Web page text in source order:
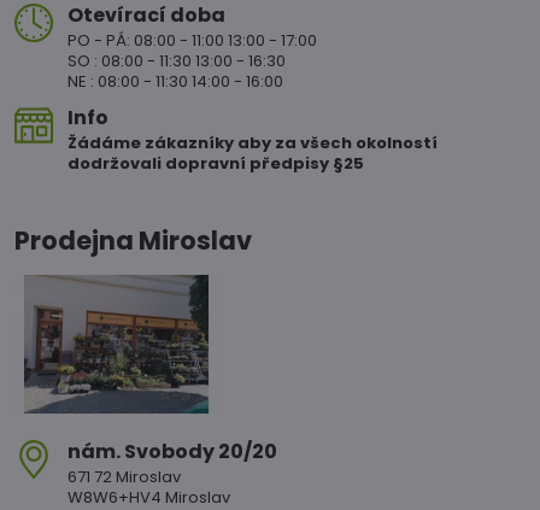
Otevírací doba
PO - PÁ: 08:00 - 11:00 13:00 - 17:00
SO : 08:00 - 11:30 13:00 - 16:30
NE : 08:00 - 11:30 14:00 - 16:00
Info
Žádáme zákazníky aby za všech okolností
dodržovali dopravní předpisy §25
Prodejna Miroslav
nám​. Svobody 20/20
671 72 Miroslav
W8W6+HV4 Miroslav